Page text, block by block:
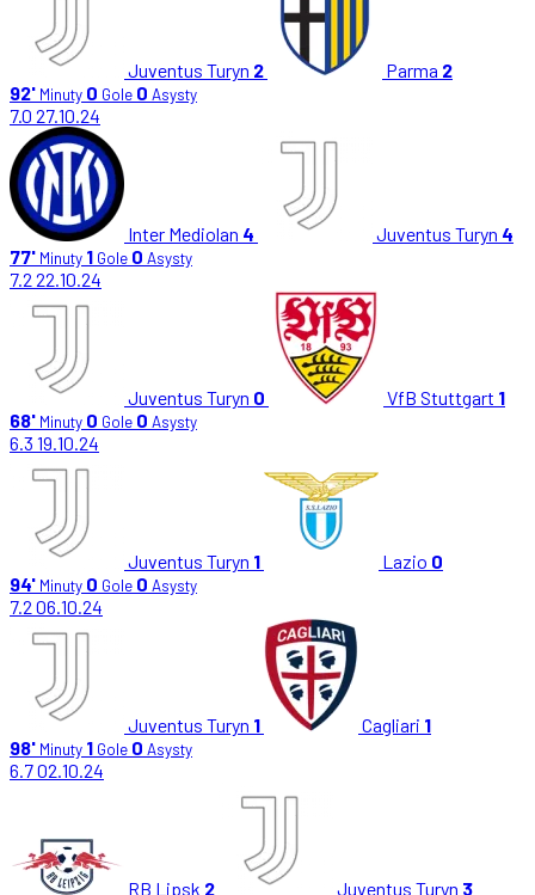
Juventus Turyn 2 Parma 2
92' Minuty 0 Gole 0 Asysty
7.0 27.10.24
Inter Mediolan 4 Juventus Turyn 4
77' Minuty 1 Gole 0 Asysty
7.2 22.10.24
Juventus Turyn 0 VfB Stuttgart 1
68' Minuty 0 Gole 0 Asysty
6.3 19.10.24
Juventus Turyn 1 Lazio 0
94' Minuty 0 Gole 0 Asysty
7.2 06.10.24
Juventus Turyn 1 Cagliari 1
98' Minuty 1 Gole 0 Asysty
6.702.10.24
RB Lipsk 2 Juventus Turyn 3